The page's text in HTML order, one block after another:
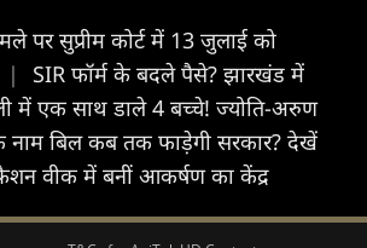
पर सुप्रीम कोर्ट में 13 जुलाई को
|
SIR फॉर्म के बदले पैसे? झारखंड में
में एक साथ डाले 4 बच्चे! ज्योति-अरुण
बिल कब तक फाड़ेगी सरकार? देखें
वीक में बनीं आकर्षण का केंद्र